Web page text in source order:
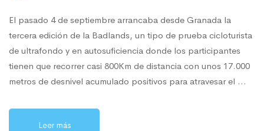
El pasado 4 de septiembre arrancaba desde Granada la
tercera edición de la Badlands, un tipo de prueba cicloturista
de ultrafondo y en autosuficiencia donde los participantes
tienen que recorrer casi 800Km de distancia con unos 17.000
metros de desnivel acumulado positivos para atravesar el …
Leer más